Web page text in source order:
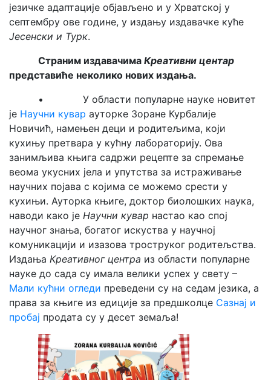
језичке адаптације објављено и у Хрватској у
септембру ове године, у издању издавачке куће
Јесенски и Турк.
Страним издавачима Креативни центар
представиће неколико нових издања.
• У области популарне науке новитет
је Научни кувар ауторке Зоране Курбалије
Новичић, намењен деци и родитељима, који
кухињу претвара у кућну лабораторију. Ова
занимљива књига садржи рецепте за спремање
веома укусних јела и упутства за истраживање
научних појава с којима се можемо срести у
кухињи. Ауторка књиге, доктор биолошких наука,
наводи како је Научни кувар настао као спој
научног знања, богатог искуства у научној
комуникацији и изазова троструког родитељства.
Издања Креативног центра из области популарне
науке до сада су имала велики успех у свету –
Мали кућни огледи преведени су на седам језика, а
права за књиге из едиције за предшколце Сазнај и
пробај продата су у десет земаља!